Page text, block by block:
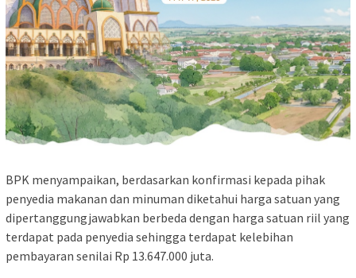
BPK menyampaikan, berdasarkan konfirmasi kepada pihak
penyedia makanan dan minuman diketahui harga satuan yang
dipertanggungjawabkan berbeda dengan harga satuan riil yang
terdapat pada penyedia sehingga terdapat kelebihan
pembayaran senilai Rp 13.647.000 juta.